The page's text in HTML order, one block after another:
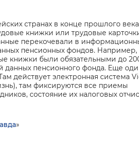
странах в конце прошлого века
книжки или трудовые
перекочевали в
пенсионных фондов. Например,
книжки были обязательными до
данных пенсионного фонда. Еще
действует электронная система
там фиксируются все приемы
состояние их налоговых
»